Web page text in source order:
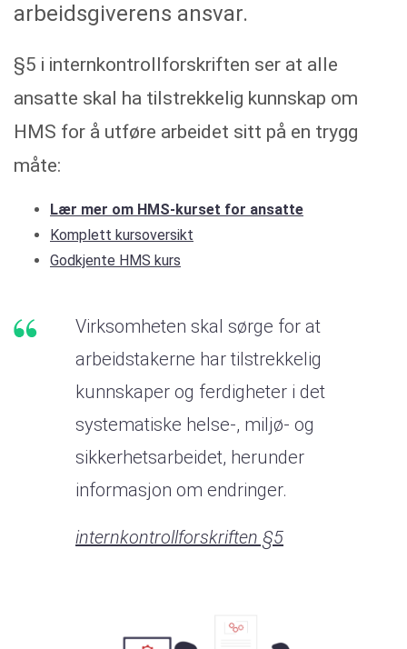
arbeidsgiverens ansvar.
§5 i internkontrollforskriften ser at alle
ansatte skal ha tilstrekkelig kunnskap om
HMS for å utføre arbeidet sitt på en trygg
måte:
Lær mer om HMS-kurset for ansatte
Komplett kursoversikt
Godkjente HMS kurs
Virksomheten skal sørge for at
arbeidstakerne har tilstrekkelig
kunnskaper og ferdigheter i det
systematiske helse-, miljø- og
sikkerhetsarbeidet, herunder
informasjon om endringer.
internkontrollforskriften §5